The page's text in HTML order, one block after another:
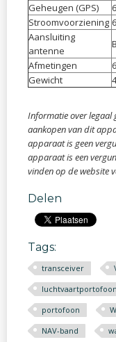
Geheugen (GPS)
Stroomvoorziening
Aansluiting
antenne
Afmetingen
Gewicht
Informatie over legaal
aankopen van dit
apparaat is geen
apparaat is een
vinden op de website
Delen
Tags:
transceiver
luchtvaartportofoon
portofoon
NAV-band